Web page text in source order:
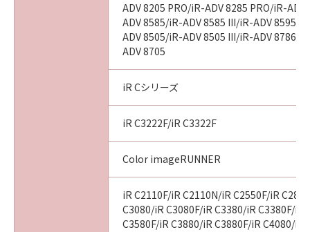
ADV 8205 PRO/iR-ADV 8285 PRO/iR-
ADV 8585/iR-ADV 8585 III/iR-ADV 8595/
ADV 8505/iR-ADV 8505 III/iR-ADV 8786/
ADV 8705
iR Cシリーズ
iR C3222F/iR C3322F
Color imageRUNNER
iR C2110F/iR C2110N/iR C2550F/iR
C3080/iR C3080F/iR C3380/iR C3380F/iR
C3580F/iR C3880/iR C3880F/iR C4080/iR